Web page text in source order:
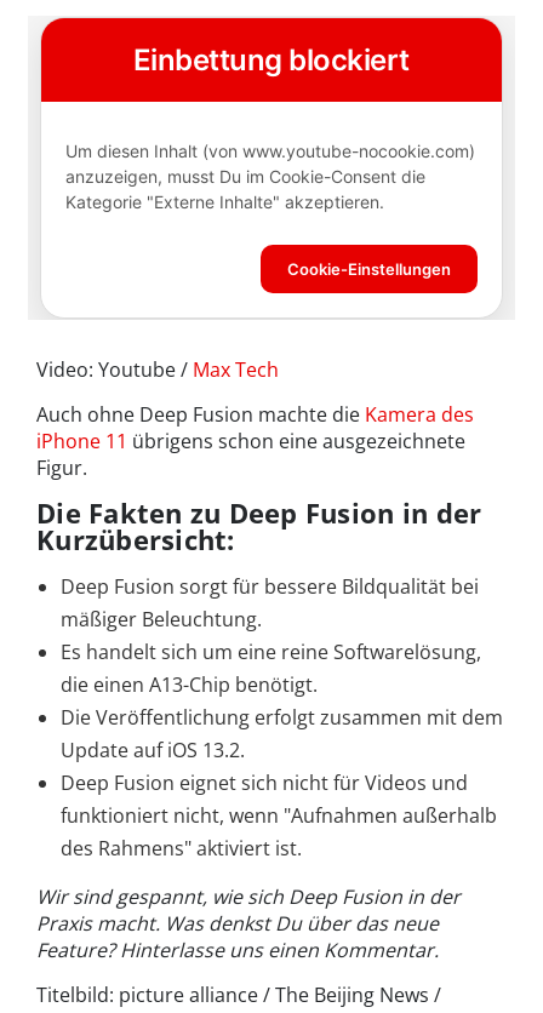
Video: Youtube / Max Tech
Auch ohne Deep Fusion machte die Kamera des
iPhone 11 übrigens schon eine ausgezeichnete
Figur.
Die Fakten zu Deep Fusion in der
Kurzübersicht:
Deep Fusion sorgt für bessere Bildqualität bei
mäßiger Beleuchtung.
Es handelt sich um eine reine Softwarelösung,
die einen A13-Chip benötigt.
Die Veröffentlichung erfolgt zusammen mit dem
Update auf iOS 13.2.
Deep Fusion eignet sich nicht für Videos und
funktioniert nicht, wenn "Aufnahmen außerhalb
des Rahmens" aktiviert ist.
Wir sind gespannt, wie sich Deep Fusion in der
Praxis macht. Was denkst Du über das neue
Feature? Hinterlasse uns einen Kommentar.
Titelbild: picture alliance / The Beijing News /